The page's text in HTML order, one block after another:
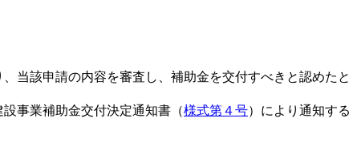
当該申請の内容を審査し、補助金を交付すべきと認めたと
事業補助金交付決定通知書（様式第４号）により通知する